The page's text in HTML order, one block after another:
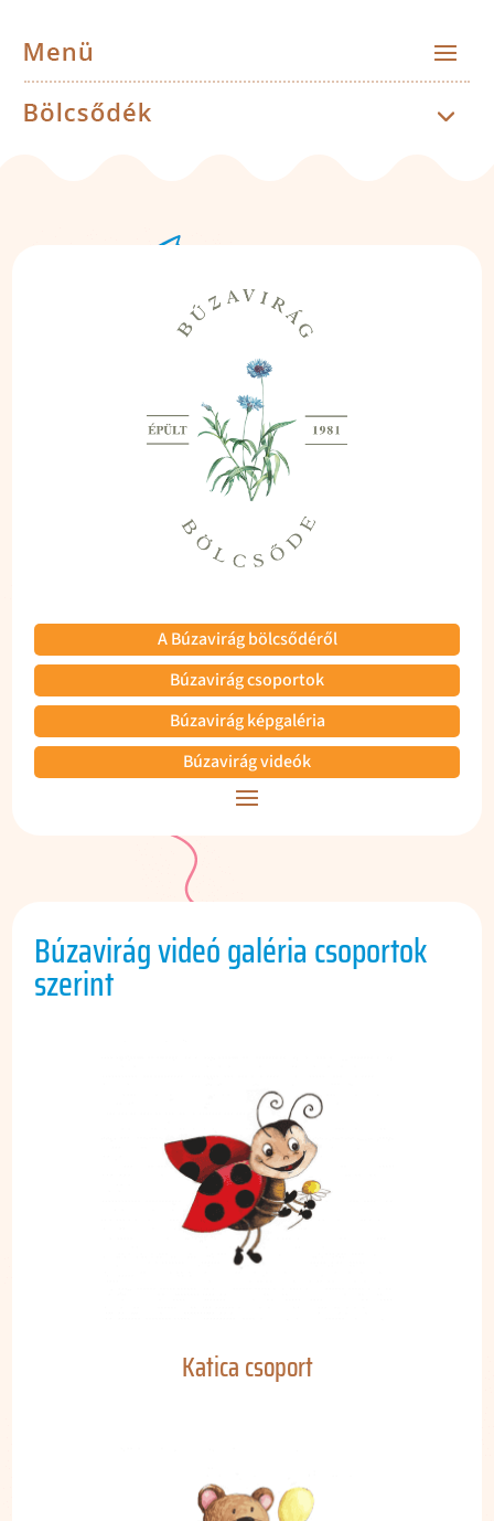
A Búzavirág bölcsődéről
Búzavirág csoportok
Búzavirág képgaléria
Búzavirág videók
Búzavirág videó galéria csoportok
szerint
Katica csoport